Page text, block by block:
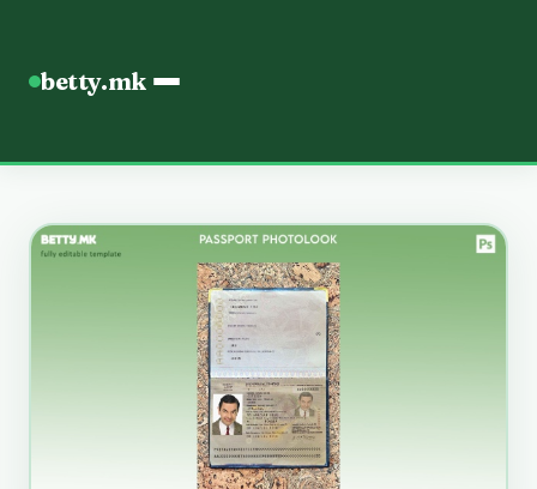
betty.mk